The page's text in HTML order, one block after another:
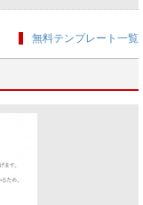
無料テンプレート一覧